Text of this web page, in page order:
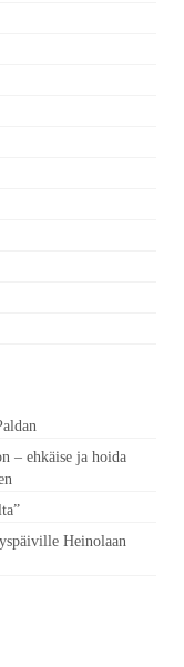
– ehkäise ja hoida
Heinolaan